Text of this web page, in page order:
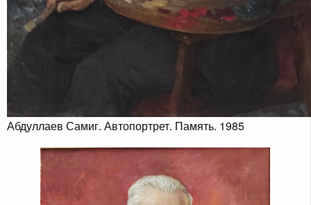
Абдуллаев Самиг. Автопортрет. Память. 1985